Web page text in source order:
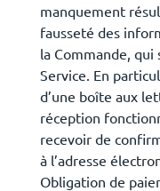
manquement
fausseté des
la Commande,
Service. En
d’une boîte aux
réception
recevoir de
à l’adresse
Obligation de